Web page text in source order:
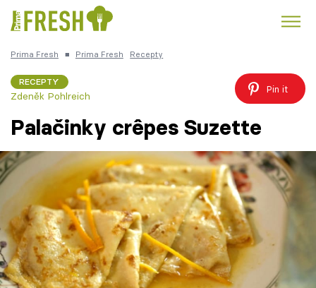
Česká kuchyně
Témata
Recepty
Články
Prima Fresh ■ Prima Fresh Recepty
RECEPTY
Zdeněk Pohlreich
Pin it
Palačinky crêpes Suzette